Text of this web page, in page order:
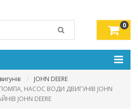
0
JOHN DEERE
НАСОС ВОДИ ДВИГУНІВ JOHN
JOHN DEERE